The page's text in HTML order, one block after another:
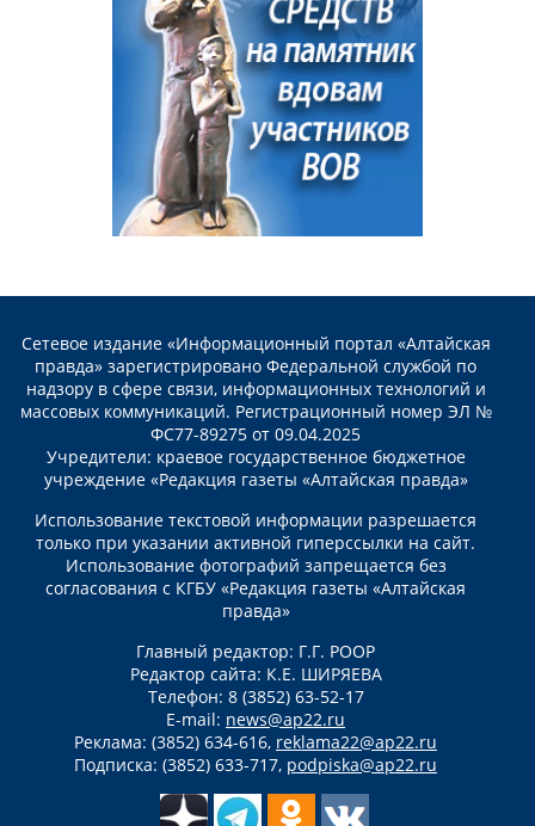
Сетевое издание «Информационный портал «Алтайская
правда» зарегистрировано Федеральной службой по
надзору в сфере связи, информационных технологий и
массовых коммуникаций. Регистрационный номер ЭЛ №
ФС77-89275 от 09.04.2025
Учредители: краевое государственное бюджетное
учреждение «Редакция газеты «Алтайская правда»
Использование текстовой информации разрешается
только при указании активной гиперссылки на сайт.
Использование фотографий запрещается без
согласования с КГБУ «Редакция газеты «Алтайская
правда»
Главный редактор: Г.Г. РООР
Редактор сайта: К.Е. ШИРЯЕВА
Телефон: 8 (3852) 63-52-17
E-mail: news@ap22.ru
Реклама: (3852) 634-616, reklama22@ap22.ru
Подписка: (3852) 633-717, podpiska@ap22.ru